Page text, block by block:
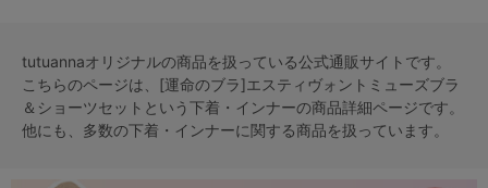
tutuannaオリジナルの商品を扱っている公式通販サイトです。
こちらのページは、[運命のブラ]エスティヴォントミューズブラ
＆ショーツセットという下着・インナーの商品詳細ページです。
他にも、多数の下着・インナーに関する商品を扱っています。